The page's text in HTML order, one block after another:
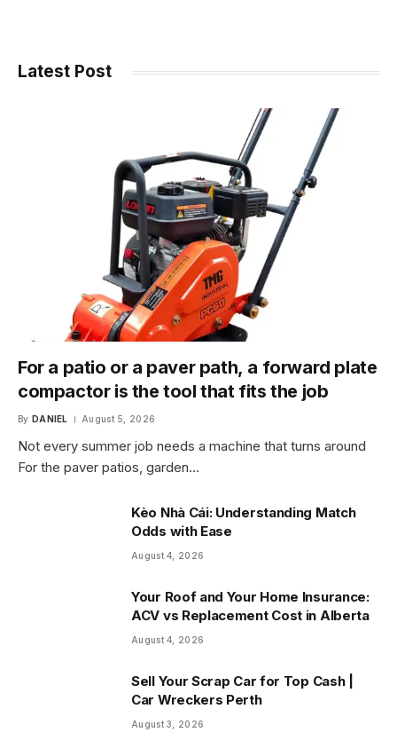
Latest Post
For a patio or a paver path, a forward plate
compactor is the tool that fits the job
By DANIEL August 5, 2026
Not every summer job needs a machine that turns around
For the paver patios, garden…
Kèo Nhà Cái: Understanding Match
Odds with Ease
August 4, 2026
Your Roof and Your Home Insurance:
ACV vs Replacement Cost in Alberta
August 4, 2026
Sell Your Scrap Car for Top Cash |
Car Wreckers Perth
August 3, 2026